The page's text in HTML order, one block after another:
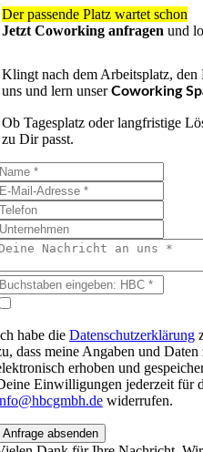
Der passende Platz wartet schon
Jetzt Coworking anfragen und
Klingt nach dem Arbeitsplatz,
uns und lern unserCoworking
Ob Tagesplatz oder langfristige
zu Dir passt.
habe die Datenschutzerklärung
dass meine Angaben und
erhoben und
Einwilligungen jederzeit für
widerrufen.
Anfrage absenden